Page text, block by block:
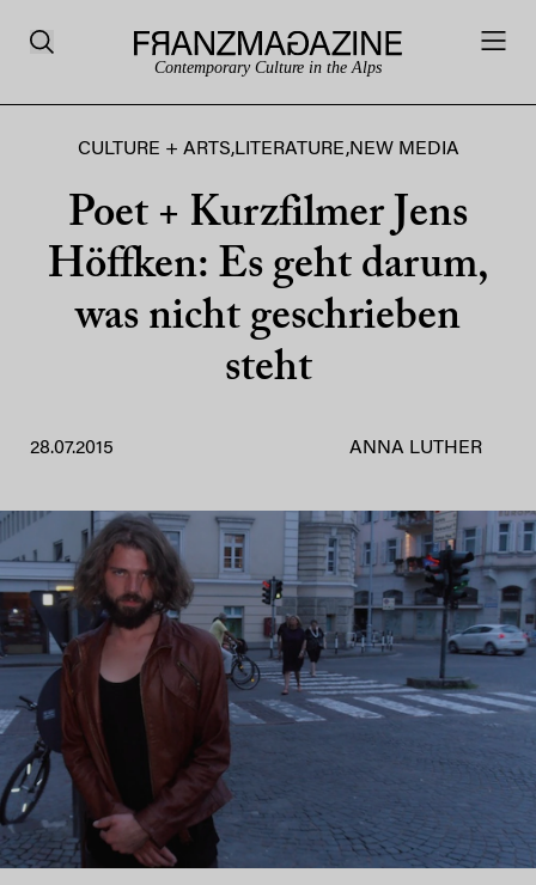
Contemporary Culture in the Alps
CULTURE + ARTS,LITERATURE,NEW MEDIA
Poet + Kurzfilmer Jens
Höffken: Es geht darum,
was nicht geschrieben
steht
28.07.2015 ANNA LUTHER